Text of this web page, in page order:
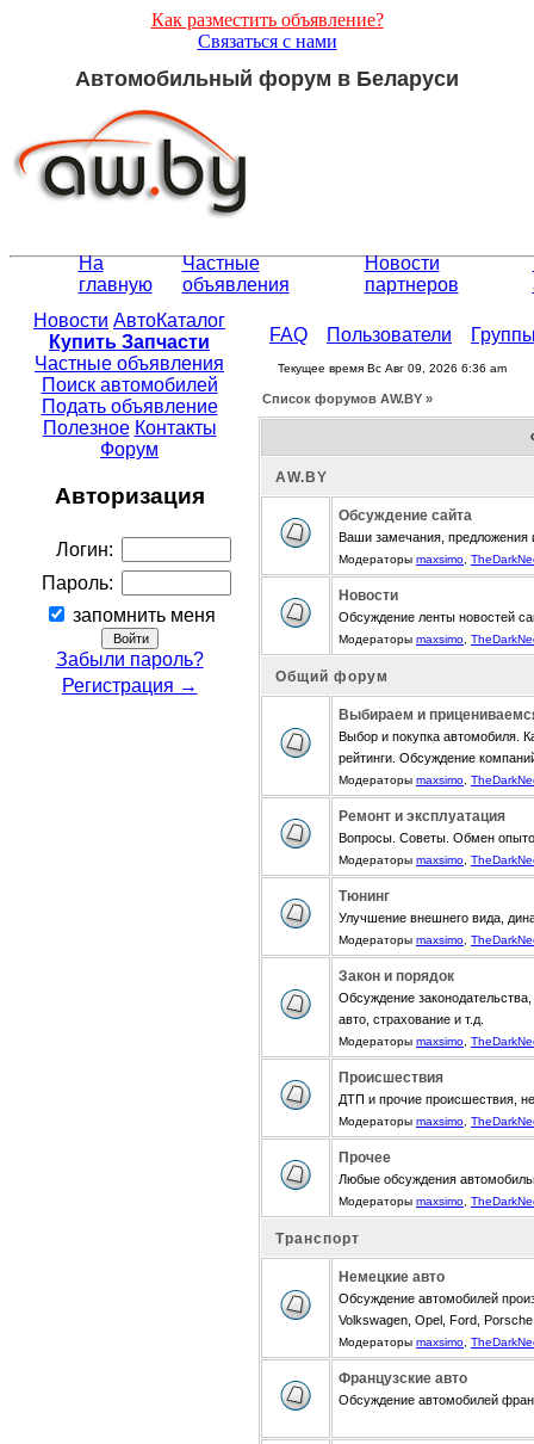
Как разместить объявление?
Связаться с нами
Автомобильный форум в Беларуси
На
главную
Частные
объявления
Новости
партнеров
Новости АвтоКаталог
Купить Запчасти
Частные объявления
Поиск автомобилей
Подать объявление
Полезное Контакты
Форум
Авторизация
Логин:
Пароль:
запомнить меня
Забыли пароль?
Регистрация →
FAQ Пользователи
Текущее время Вс Авг 09, 2026 6:36 am
Список форумов АW.BY »
АW.BY
Обсуждение сайта
Ваши замечания, предложения
Модераторы maxsimo
Новости
Обсуждение ленты новостей
Модераторы maxsimo
Общий форум
Выбираем и
Выбор и покупка автомобиля.
рейтинги. Обсуждение
Модераторы maxsimo
Ремонт и эксплуатация
Вопросы. Советы. Обмен
Модераторы maxsimo
Тюнинг
Улучшение внешнего вида,
Модераторы maxsimo
Закон и порядок
Обсуждение
авто, страхование и т.д.
Модераторы maxsimo
Происшествия
ДТП и прочие происшествия,
Модераторы maxsimo
Прочее
Любые обсуждения
Модераторы maxsimo
Транспорт
Немецкие авто
Обсуждение автомобилей
Volkswagen, Opel, Ford,
Модераторы maxsimo
Французские авто
Обсуждение автомобилей